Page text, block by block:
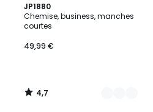
JP1880
Chemise, business, manches
courtes
49,99 €
4,7
/ 5
3
Couleurs
4,7
/